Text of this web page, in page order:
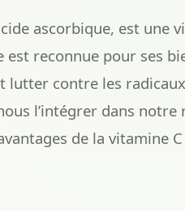
ascorbique, est une
reconnue pour ses
contre les
l’intégrer dans
de la vitamine